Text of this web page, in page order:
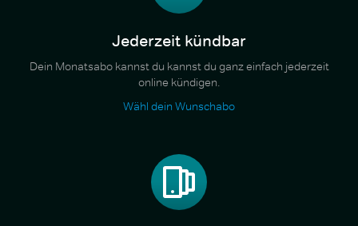
Jederzeit kündbar
Dein Monatsabo kannst du kannst du ganz einfach jederzeit
online kündigen.
Wähl dein Wunschabo